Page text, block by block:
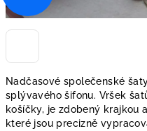
Nadčasové společenské
splývavého šifonu. Vršek
košíčky, je zdobený krajkou
které jsou precizně